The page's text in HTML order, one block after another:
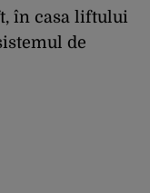
în casa liftului
de